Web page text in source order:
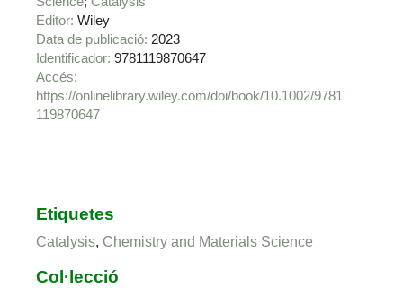
Editor Wiley
Data de publicació 2023
Identificador 9781119870647
https://onlinelibrary.wiley.com/doi/book/10.1002/9781
119870647
Etiquetes
Catalysis, Chemistry and Materials Science
Col·lecció